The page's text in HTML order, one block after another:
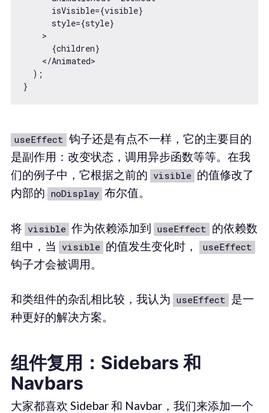
      isVisible={visible}
      style={style}
    >
      {children}
    </Animated>
  );
useEffect 钩子还是有点不一样，它的主要目的
是副作用：改变状态，调用异步函数等等。在我
们的例子中，它根据之前的 visible 的值修改了
内部的 noDisplay 布尔值。
将 visible 作为依赖添加到 useEffect 的依赖数
组中，当 visible 的值发生变化时， useEffect
钩子才会被调用。
和类组件的杂乱相比较，我认为 useEffect 是一
种更好的解决方案。
组件复用：Sidebars 和
Navbars
大家都喜欢 Sidebar 和 Navbar，我们来添加一个